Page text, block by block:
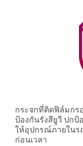
กระจกที่ติดฟิล์มกร
ป้องกันรังสียูวี ปก
ให้อุปกรณ์ภายในร
ก่อนเวลา